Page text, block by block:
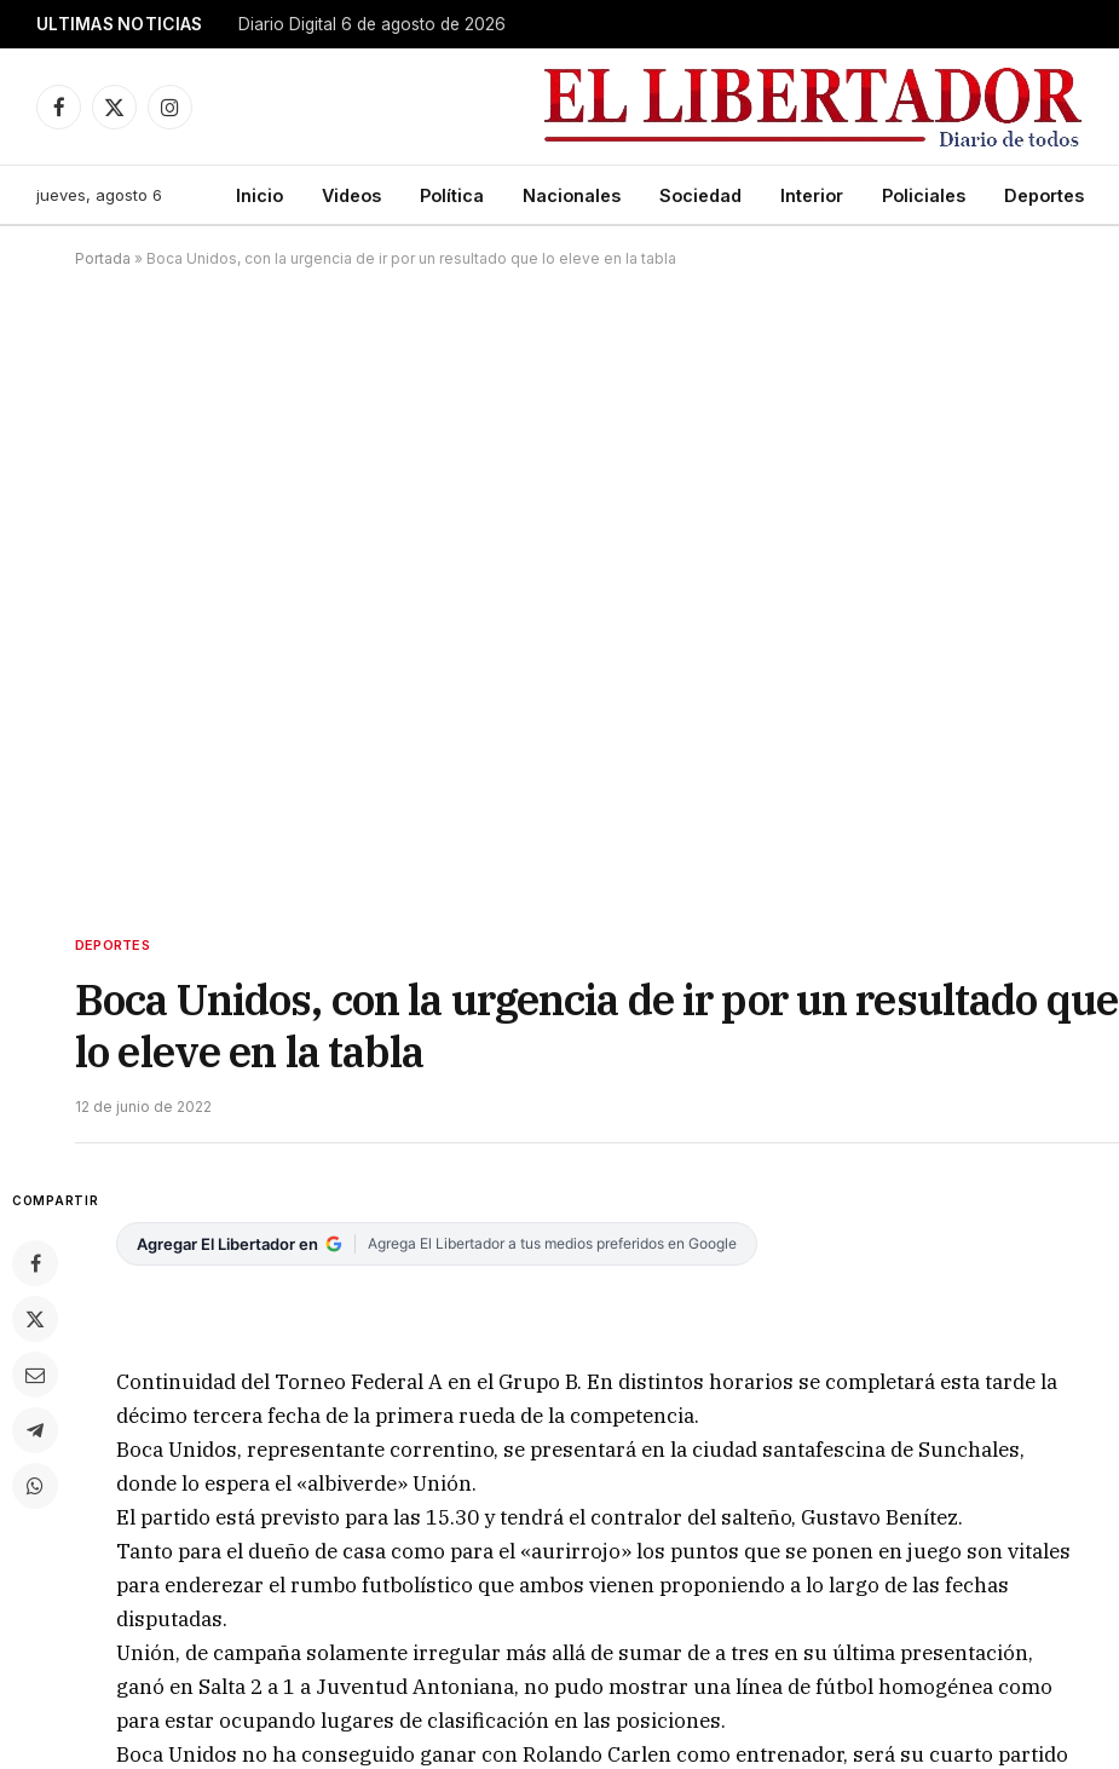
ULTIMAS NOTICIAS Diario Digital 6 de agosto de 2026
Facebook
X
Instagram
jueves, agosto 6 Inicio Videos Política Nacionales Sociedad Interior Policiales Deportes
Portada » Boca Unidos, con la urgencia de ir por un resultado que lo eleve en la tabla
DEPORTES
Boca Unidos, con la urgencia de ir por un resultado que
lo eleve en la tabla
12 de junio de 2022
COMPARTIR
Agregar El Libertador en Agrega El Libertador a tus medios preferidos en Google
Continuidad del Torneo Federal A en el Grupo B. En distintos horarios se completará esta tarde la
décimo tercera fecha de la primera rueda de la competencia.
Boca Unidos, representante correntino, se presentará en la ciudad santafescina de Sunchales,
donde lo espera el «albiverde» Unión.
El partido está previsto para las 15.30 y tendrá el contralor del salteño, Gustavo Benítez.
Tanto para el dueño de casa como para el «aurirrojo» los puntos que se ponen en juego son vitales
para enderezar el rumbo futbolístico que ambos vienen proponiendo a lo largo de las fechas
disputadas.
Unión, de campaña solamente irregular más allá de sumar de a tres en su última presentación,
ganó en Salta 2 a 1 a Juventud Antoniana, no pudo mostrar una línea de fútbol homogénea como
para estar ocupando lugares de clasificación en las posiciones.
Boca Unidos no ha conseguido ganar con Rolando Carlen como entrenador, será su cuarto partido